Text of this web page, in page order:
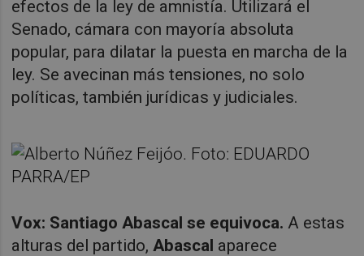
efectos de la ley de amnistía. Utilizará el
Senado, cámara con mayoría absoluta
popular, para dilatar la puesta en marcha de la
ley. Se avecinan más tensiones, no solo
políticas, también jurídicas y judiciales.
Vox: Santiago Abascal se equivoca.A estas
alturas del partido,Abascal aparece